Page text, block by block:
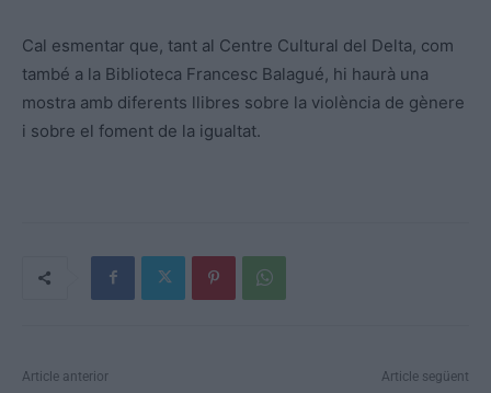
Cal esmentar que, tant al Centre Cultural del Delta, com
també a la Biblioteca Francesc Balagué, hi haurà una
mostra amb diferents llibres sobre la violència de gènere
i sobre el foment de la igualtat.
Article anterior Article següent